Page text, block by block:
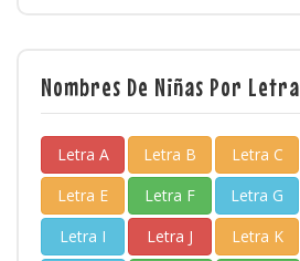
Nombres De Niñas Por Letra
Letra A Letra B Letra C
Letra E
Letra F Letra G
Letra I
Letra J Letra K